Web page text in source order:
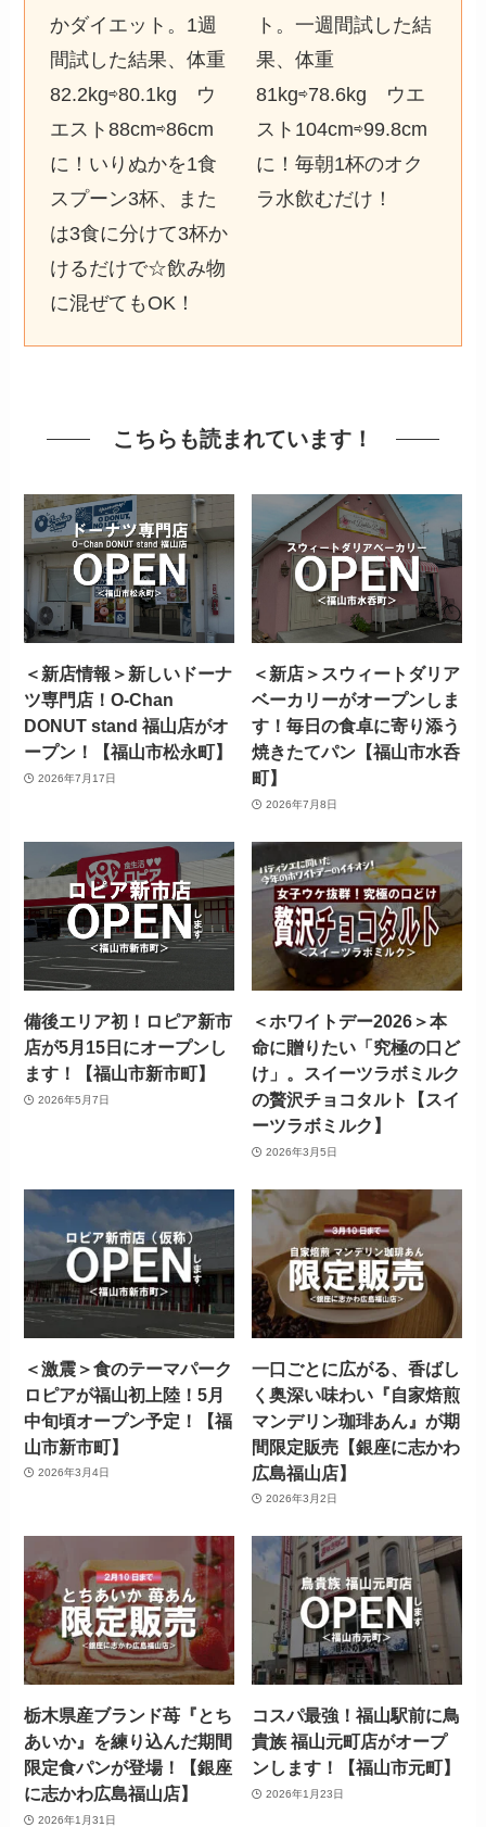
かダイエット。1週
間試した結果、体重
82.2kg⇨80.1kg ウ
エスト88cm⇨86cm
に！いりぬかを1食
スプーン3杯、また
は3食に分けて3杯か
けるだけで☆飲み物
に混ぜてもOK！
ト。一週間試した結
果、体重
81kg⇨78.6kg ウエ
スト104cm⇨99.8cm
に！毎朝1杯のオク
ラ水飲むだけ！
こちらも読まれています！
＜新店情報＞新しいドーナ
ツ専門店！O-Chan
DONUT stand 福山店がオ
ープン！【福山市松永町】
2026年7月17日
＜新店＞スウィートダリア
ベーカリーがオープンしま
す！毎日の食卓に寄り添う
焼きたてパン【福山市水呑
町】
2026年7月8日
備後エリア初！ロピア新市
店が5月15日にオープンし
ます！【福山市新市町】
2026年5月7日
＜ホワイトデー2026＞本
命に贈りたい「究極の口ど
け」。スイーツラボミルク
の贅沢チョコタルト【スイ
ーツラボミルク】
2026年3月5日
＜激震＞食のテーマパーク
ロピアが福山初上陸！5月
中旬頃オープン予定！【福
山市新市町】
2026年3月4日
一口ごとに広がる、香ばし
く奥深い味わい『自家焙煎
マンデリン珈琲あん』が期
間限定販売【銀座に志かわ
広島福山店】
2026年3月2日
栃木県産ブランド苺『とち
あいか』を練り込んだ期間
限定食パンが登場！【銀座
に志かわ広島福山店】
2026年1月31日
コスパ最強！福山駅前に鳥
貴族 福山元町店がオープ
ンします！【福山市元町】
2026年1月23日